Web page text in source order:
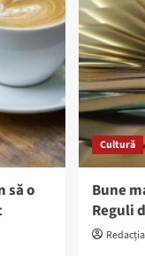
să o
Cultură
Bune
Reguli
Redacția